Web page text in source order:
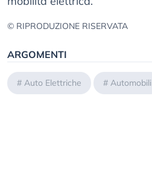
© RIPRODUZIONE RISERVATA
ARGOMENTI
# Auto Elettriche # Automobili